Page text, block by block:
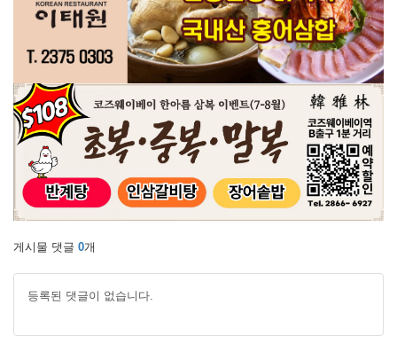
게시물 댓글 0개
등록된 댓글이 없습니다.